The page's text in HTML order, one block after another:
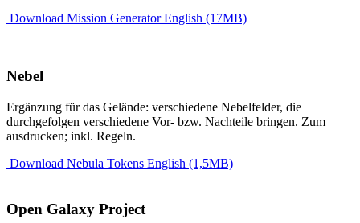
Download Mission Generator English (17MB)
Nebel
Ergänzung für das Gelände: verschiedene Nebelfelder, die
durchgefolgen verschiedene Vor- bzw. Nachteile bringen. Zum
ausdrucken; inkl. Regeln.
Download Nebula Tokens English (1,5MB)
Open Galaxy Project